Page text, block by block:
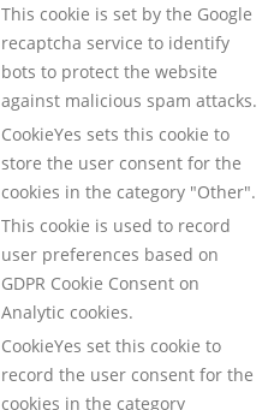
This cookie is set by the Google
recaptcha service to identify
bots to protect the website
against malicious spam attacks.
CookieYes sets this cookie to
store the user consent for the
cookies in the category "Other".
This cookie is used to record
user preferences based on
GDPR Cookie Consent on
Analytic cookies.
CookieYes set this cookie to
record the user consent for the
cookies in the category